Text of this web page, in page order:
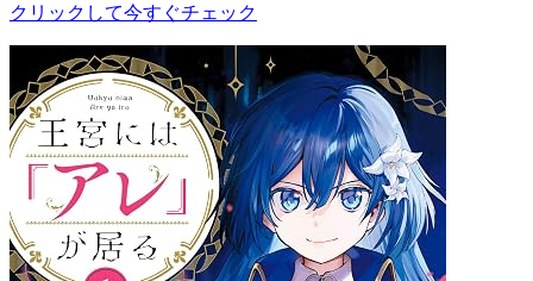
クリックして今すぐチェック